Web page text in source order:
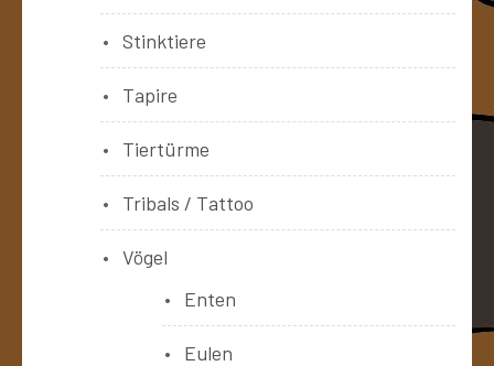
Stinktiere
Tapire
Tiertürme
Tribals / Tattoo
Vögel
Enten
Eulen